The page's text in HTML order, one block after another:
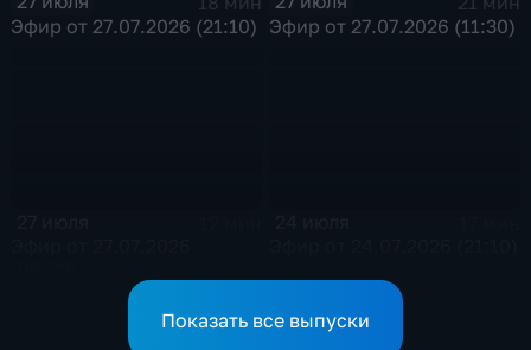
Эфир от 27.07.2026 (21:10) Эфир от 27.07.2026 (11:30)
Показать все выпуски